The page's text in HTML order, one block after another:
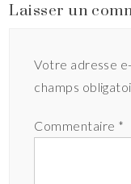
Laisser un
Votre adresse
champs
Commentaire *